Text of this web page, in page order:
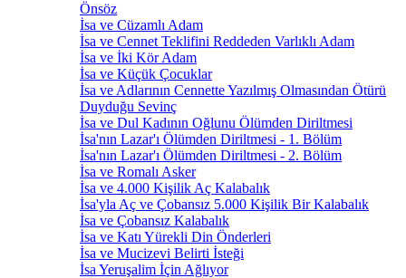
Önsöz
İsa ve Cüzamlı Adam
İsa ve Cennet Teklifini Reddeden Varlıklı Adam
İsa ve İki Kör Adam
İsa ve Küçük Çocuklar
İsa ve Adlarının Cennette Yazılmış Olmasından Ötürü
Duyduğu Sevinç
İsa ve Dul Kadının Oğlunu Ölümden Diriltmesi
İsa'nın Lazar'ı Ölümden Diriltmesi - 1. Bölüm
İsa'nın Lazar'ı Ölümden Diriltmesi - 2. Bölüm
İsa ve Romalı Asker
İsa ve 4.000 Kişilik Aç Kalabalık
İsa'yla Aç ve Çobansız 5.000 Kişilik Bir Kalabalık
İsa ve Çobansız Kalabalık
İsa ve Katı Yürekli Din Önderleri
İsa ve Mucizevi Belirti İsteği
İsa Yeruşalim İçin Ağlıyor